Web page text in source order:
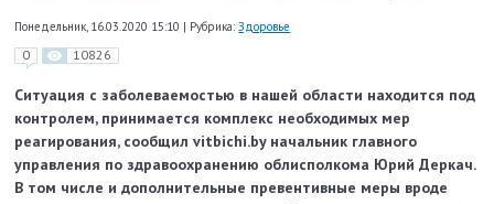
Понедельник, 16.03.2020 15:10 | Рубрика: Здоровье
0 10826
Ситуация с заболеваемостью в нашей области находится под
контролем, принимается комплекс необходимых мер
реагирования, сообщил vitbichi.by начальник главного
управления по здравоохранению облисполкома Юрий Деркач.
В том числе и дополнительные превентивные меры вроде